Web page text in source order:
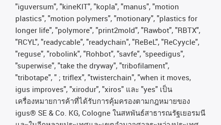
"iguversum", "kineKIT", "kopla", "manus", "motion
plastics", "motion polymers", "motionary", "plastics for
longer life", "polymore", "print2mold", "Rawbot", "RBTX",
"RCYL", "readycable", "readychain", "ReBeL", "ReCyycle",
"reguse", "robolink", "Rohbot", "savfe", "speedigus",
"superwise", "take the dryway", "tribofilament",
"tribotape", " ; triflex", "twisterchain", "when it moves,
igus improves", "xirodur", "xiros" และ "yes" เป็น
เครื่องหมายการค้าที่ได้รับการคุ้มครองตามกฎหมายของ
igus® SE & Co. KG, Cologne ในสหพันธ์สาธารณรัฐเยอรมนี